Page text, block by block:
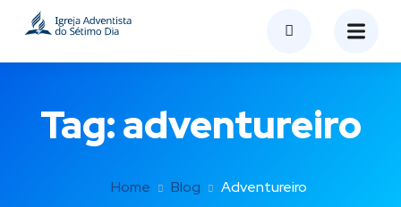
Tag:adventureiro
Home Blog Adventureiro